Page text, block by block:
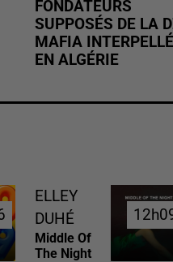
FONDATEURS
SUPPOSÉS DE LA
MAFIA INTERPELLÉ
EN ALGÉRIE
ELLEY
DUHÉ
Middle Of
The Night